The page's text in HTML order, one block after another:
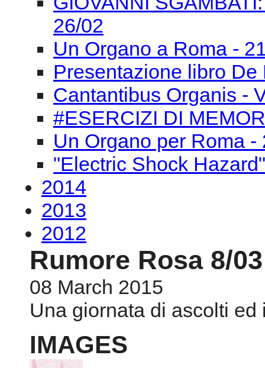
26/02
Un Organo a Roma -
Presentazione libro De
Cantantibus Organis -
#ESERCIZI DI
Un Organo per Roma -
"Electric Shock Hazard"
2014
2013
2012
Rumore Rosa 8/03
08 March 2015
Una giornata di ascolti
IMAGES